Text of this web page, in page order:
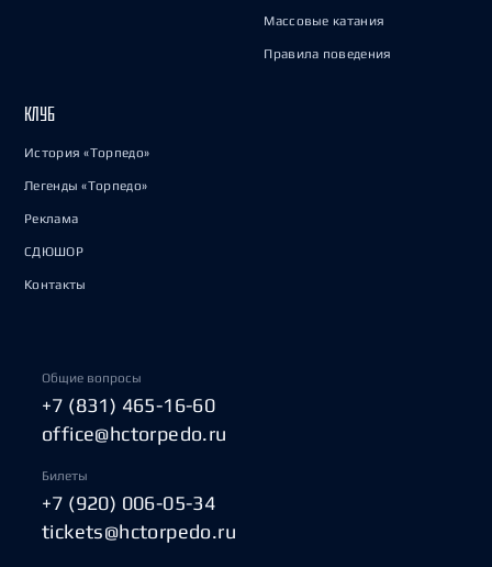
Массовые катания
Правила поведения
КЛУБ
История «Торпедо»
Легенды «Торпедо»
Реклама
СДЮШОР
Контакты
Общие вопросы
+7 (831) 465-16-60
office@hctorpedo.ru
Билеты
+7 (920) 006-05-34
tickets@hctorpedo.ru